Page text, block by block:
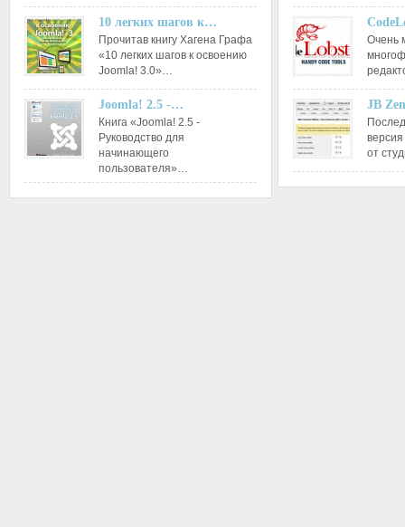
10 легких шагов к…
Прочитав книгу Хагена Графа
«10 легких шагов к освоению
Joomla! 3.0»…
Joomla! 2.5 -…
Книга «Joomla! 2.5 -
Руководство для
начинающего
пользователя»…
Очень
JB
от